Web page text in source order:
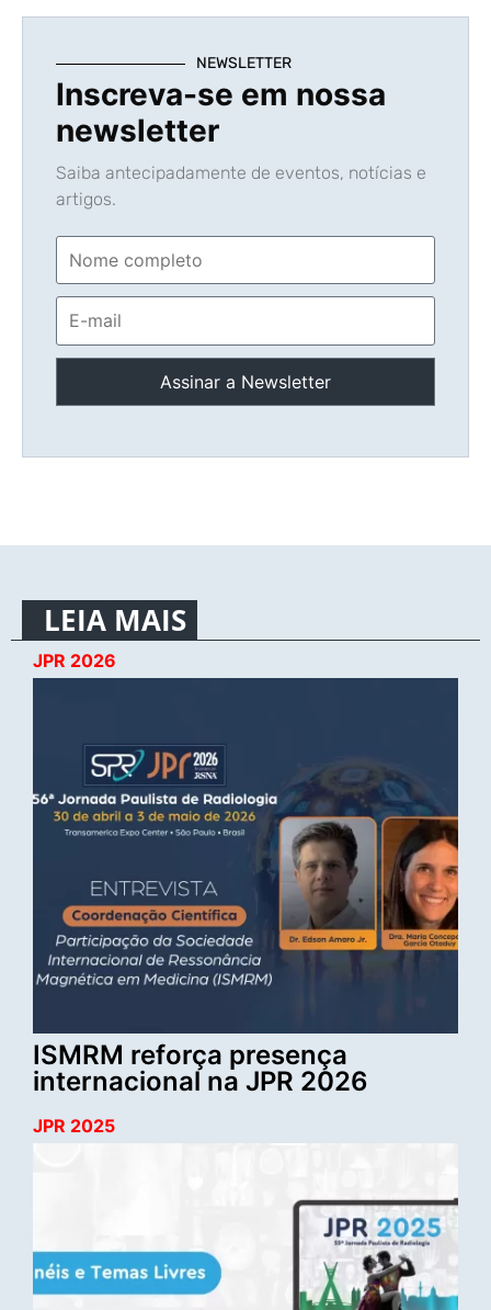
NEWSLETTER
Inscreva-se em nossa
newsletter
Saiba antecipadamente de eventos, notícias e
artigos.
LEIA MAIS
JPR 2026
ISMRM reforça presença
internacional na JPR 2026
JPR 2025